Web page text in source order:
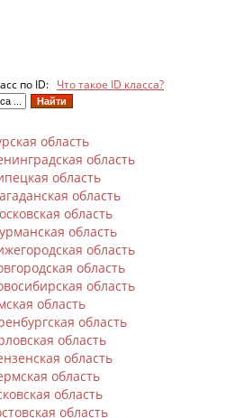
по ID: Что такое ID класса?
область
область
область
область
область
область
область
область
область
область
область
область
область
область
область
область